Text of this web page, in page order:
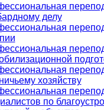
делу
хозяйству
по